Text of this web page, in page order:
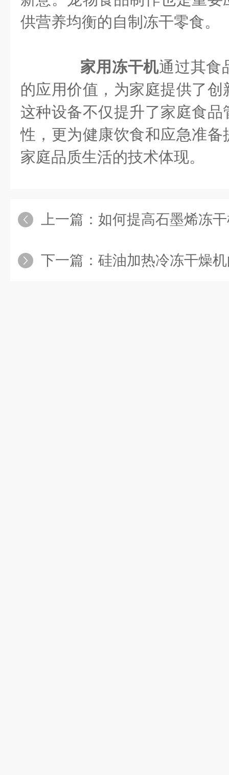
供营养均衡的自制冻干零食。
家用冻干机通过其食
的应用价值，为家庭提供了
这种设备不仅提升了家庭食
性，更为健康饮食和应急准
家庭品质生活的技术体现。
上一篇： 如何提高石墨烯冻干机
下一篇： 硅油加热冷冻干燥机的